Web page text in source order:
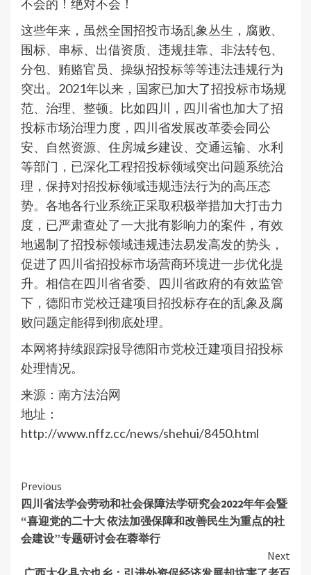
不会的！绝对不会！
这些年来，虽然全国招投市场乱象丛生，腐败、
围标、串标、出借资质、违规挂靠、非法转包、
分包、贿赂官员、操纵招投标等等违法违规行为
突出。2021年以来，国家已加大了招投标市场规
范、治理、整顿。比如四川，四川省也加大了招
投标市场治理力度，四川省发展改革委会同公
安、自然资源、住房城乡建设、交通运输、水利
等部门，已深化工程招投标领域突出问题系统治
理，保持对招投标领域违规违法行为的高压态
势。各地各行业系统正采取积极举措加大打击力
度，已严肃查处了一大批有影响力的案件，有效
地遏制了招投标领域违规违法易发高发的势头，
促进了四川省招投标市场营商环境进一步优化提
升。相信在四川省省委、四川省政府的有效监管
下，德阳市党校迁建项目招投标存在的乱象及腐
败问题定能得到彻底处理。
本网将持续跟踪报导德阳市党校迁建项目招投标
处理情况。
来源：南方法治网
地址：
http://www.nffz.cc/news/shehui/8450.html
Continue
Reading
Previous
四川省法学会劳动和社会保障法学研究会2022年年会暨
“喜迎党的二十大 依法加强保障和改善民生为重点的社
会建设”专题研讨会在蓉举行
Next